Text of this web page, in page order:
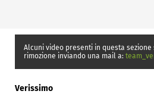
Alcuni video presenti in questa
rimozione inviando una mail a:
Verissimo